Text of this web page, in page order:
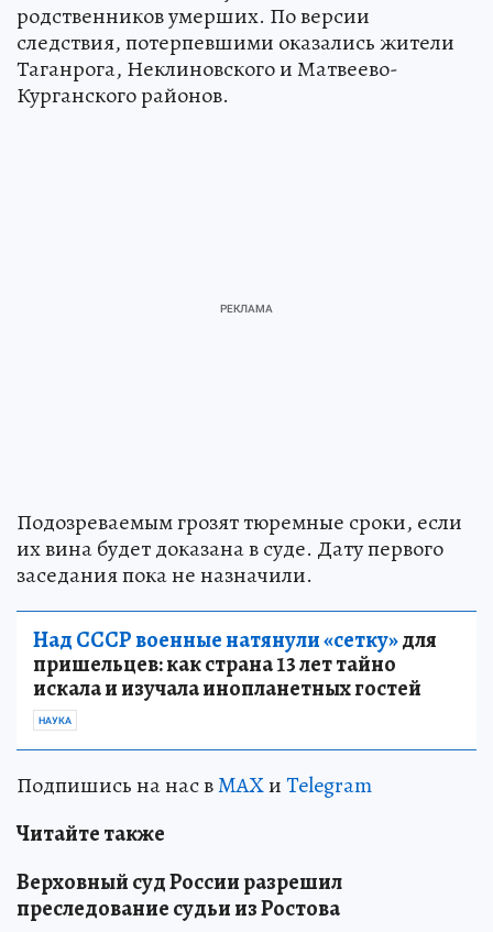
родственников умерших. По версии
следствия, потерпевшими оказались жители
Таганрога, Неклиновского и Матвеево-
Курганского районов.
Подозреваемым грозят тюремные сроки, если
их вина будет доказана в суде. Дату первого
заседания пока не назначили.
Над СССР военные натянули «сетку»для
пришельцев: как страна 13 лет тайно
искала и изучала инопланетных гостей
НАУКА
Подпишись на нас вMAXиTelegram
Читайте также
Верховный суд России разрешил
преследование судьи из Ростова